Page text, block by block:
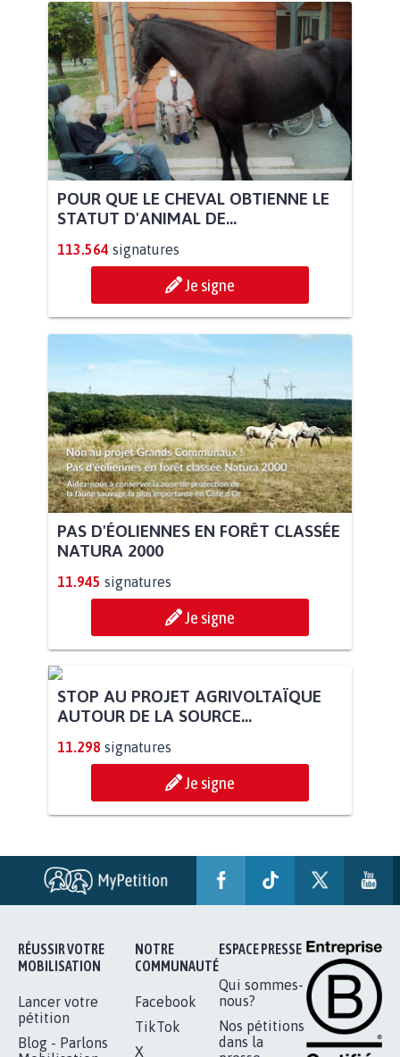
POUR QUE LE CHEVAL OBTIENNE LE
STATUT D'ANIMAL DE...
113.564 signatures
Je signe
PAS D'ÉOLIENNES EN FORÊT CLASSÉE
NATURA 2000
11.945 signatures
Je signe
STOP AU PROJET AGRIVOLTAÏQUE
AUTOUR DE LA SOURCE...
Je signe